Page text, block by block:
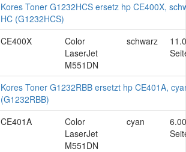
Kores Toner G1232HCS ersetz hp CE400X,
HC (G1232HCS)
CE400X
Color
LaserJet
M551DN
schwarz
Kores Toner G1232RBB ersetzt hp CE401A,
(G1232RBB)
CE401A
Color
LaserJet
M551DN
cyan